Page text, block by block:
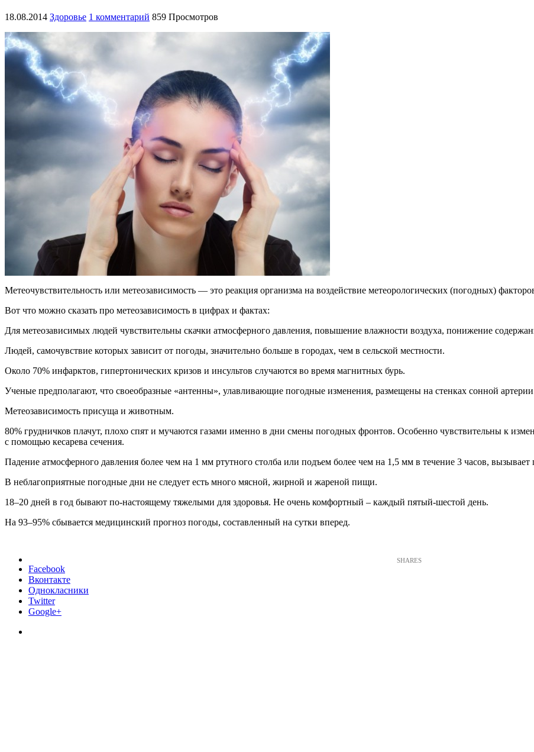
18.08.2014 Здоровье 1 комментарий 859 Просмотров
Метеочувствительность или метеозависимость — это реакция организма на воздействие метеорологических (погодных)
Вот что можно сказать про метеозависимость в цифрах и фактах:
Для метеозависимых людей чувствительны скачки атмосферного давления, повышение влажности воздуха, понижение
Людей, самочувствие которых зависит от погоды, значительно больше в городах, чем в сельской местности.
Около 70% инфарктов, гипертонических кризов и инсультов случаются во время магнитных бурь.
Ученые предполагают, что своеобразные «антенны», улавливающие погодные изменения, размещены на стенках сонной
Метеозависимость присуща и животным.
80% грудничков плачут, плохо спят и мучаются газами именно в дни смены погодных фронтов. Особенно чувствительны к
с помощью кесарева сечения.
Падение атмосферного давления более чем на 1 мм ртутного столба или подъем более чем на 1,5 мм в течение 3 часов, вызывает
В неблагоприятные погодные дни не следует есть много мясной, жирной и жареной пищи.
18–20 дней в год бывают по-настоящему тяжелыми для здоровья. Не очень комфортный – каждый пятый-шестой день.
На 93–95% сбывается медицинский прогноз погоды, составленный на сутки вперед.
Facebook
Вконтакте
Однокласники
Twitter
Google+